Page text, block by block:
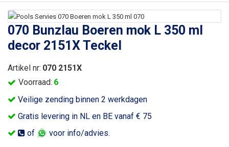
070 Bunzlau Boeren mok L 350 ml
decor 2151X Teckel
Veilige zending binnen 2 werkdagen
Gratis levering in NL en BE vanaf € 75
of
voor info/advies.
Voorraad: 6
Artikel nr: 070 2151X